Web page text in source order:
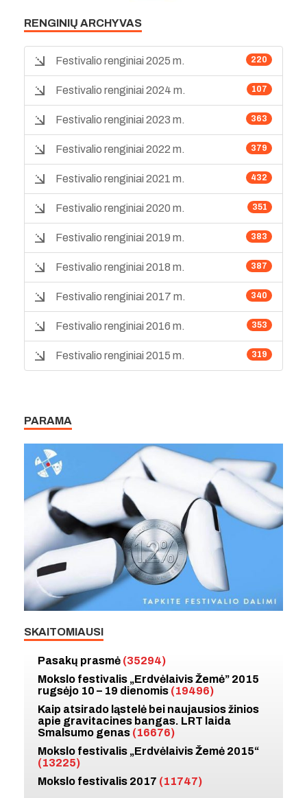
RENGINIŲ ARCHYVAS
220
Festivalio renginiai 2025 m.
107
Festivalio renginiai 2024 m.
363
Festivalio renginiai 2023 m.
379
Festivalio renginiai 2022 m.
432
Festivalio renginiai 2021 m.
351
Festivalio renginiai 2020 m.
383
Festivalio renginiai 2019 m.
387
Festivalio renginiai 2018 m.
340
Festivalio renginiai 2017 m.
353
Festivalio renginiai 2016 m.
319
Festivalio renginiai 2015 m.
PARAMA
SKAITOMIAUSI
Pasakų prasmė (35294)
Mokslo festivalis „Erdvėlaivis Žemė” 2015
rugsėjo 10 – 19 dienomis (19496)
Kaip atsirado ląstelė bei naujausios žinios
apie gravitacines bangas. LRT laida
Smalsumo genas (16676)
Mokslo festivalis „Erdvėlaivis Žemė 2015“
(13225)
Mokslo festivalis 2017 (11747)